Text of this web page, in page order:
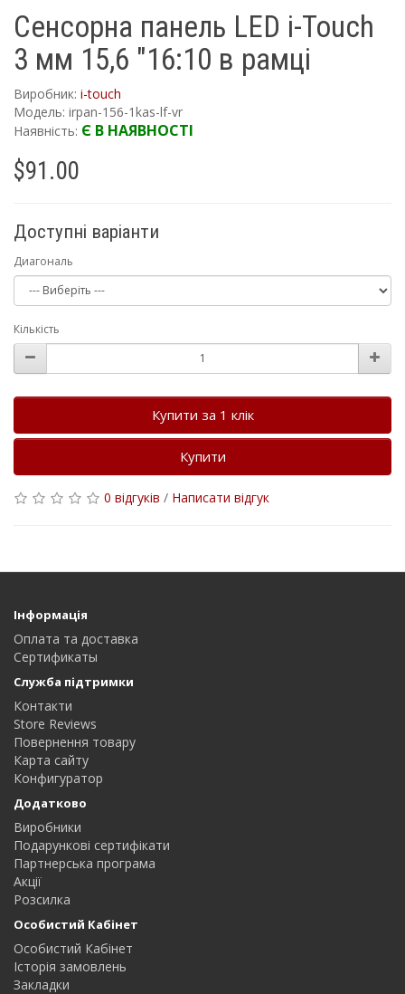
Сенсорна панель LED i-Touch
3 мм 15,6 "16:10 в рамці
Виробник: i-touch
Модель: irpan-156-1kas-lf-vr
Наявність: Є В НАЯВНОСТІ
$91.00
Доступні варіанти
Диагональ
Кількість
Купити за 1 клiк
Купити
0 відгуків / Написати відгук
Інформація
Оплата та доставка
Сертификаты
Служба підтримки
Контакти
Store Reviews
Повернення товару
Карта сайту
Конфигуратор
Додатково
Виробники
Подарункові сертифікати
Партнерська програма
Акції
Розсилка
Особистий Кабінет
Особистий Кабінет
Історія замовлень
Закладки